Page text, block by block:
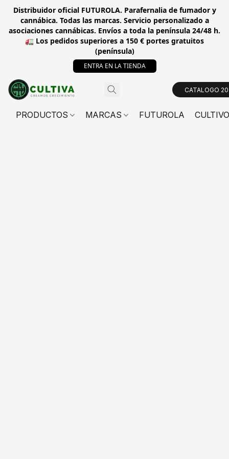
Distribuidor oficial FUTUROLA. Parafernalia de fumador y
cannábica. Todas las marcas. Servicio personalizado a
asociaciones cannábicas. Envíos a toda la península 24/48 h.
🚛 Los pedidos superiores a 150 € portes gratuitos
(península)
ENTRA EN LA TIENDA
CATALOGO
PRODUCTOS MARCAS FUTUROLA